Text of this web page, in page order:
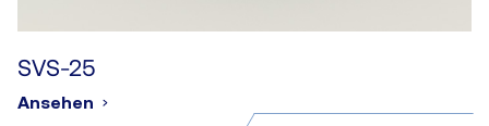
SVS-25
Ansehen